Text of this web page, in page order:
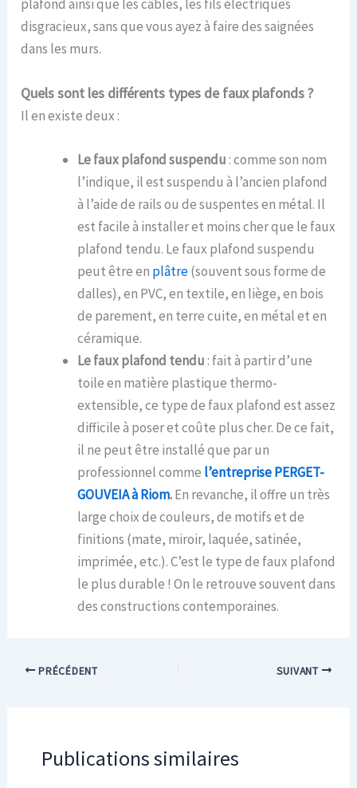
plafond ainsi que les câbles, les fils électriques
disgracieux, sans que vous ayez à faire des saignées
dans les murs.
Quels sont les différents types de faux plafonds ?
Il en existe deux :
Le faux plafond suspendu: comme son nom
l’indique, il est suspendu à l’ancien plafond
à l’aide de rails ou de suspentes en métal. Il
est facile à installer et moins cher que le faux
plafond tendu. Le faux plafond suspendu
peut être en plâtre(souvent sous forme de
dalles), en PVC, en textile, en liège, en bois
de parement, en terre cuite, en métal et en
céramique.
Le faux plafond tendu: fait à partir d’une
toile en matière plastique thermo-
extensible, ce type de faux plafond est assez
difficile à poser et coûte plus cher. De ce fait,
il ne peut être installé que par un
professionnel comme l’entreprise PERGET-
GOUVEIA à Riom.En revanche, il offre un très
large choix de couleurs, de motifs et de
finitions (mate, miroir, laquée, satinée,
imprimée, etc.). C’est le type de faux plafond
le plus durable ! On le retrouve souvent dans
des constructions contemporaines.
PRÉCÉDENT SUIVANT
Publications similaires